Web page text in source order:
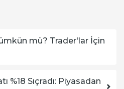
mü? Trader’lar İçin
%18 Sıçradı: Piyasadan